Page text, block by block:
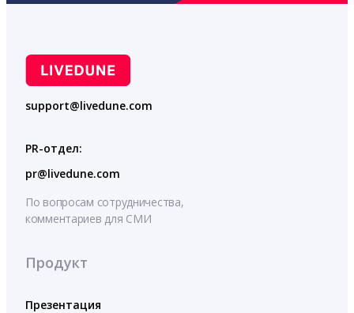
support@livedune.com
PR-отдел:
pr@livedune.com
По вопросам сотрудничества,
комментариев для СМИ
Продукт
Презентация